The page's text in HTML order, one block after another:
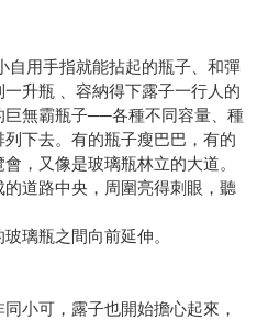
用手指就能拈起的瓶子、和彈
升瓶 、容納得下露子一行人的
巨無霸瓶子──各種不同容量、種
下去。有的瓶子瘦巴巴，有的
，又像是玻璃瓶林立的大道。
道路中央，周圍亮得刺眼，聽
璃瓶之間向前延伸。
小可，露子也開始擔心起來，